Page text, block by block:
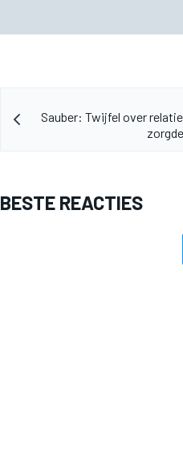
Sauber: Twijfel over
BESTE REACTIES